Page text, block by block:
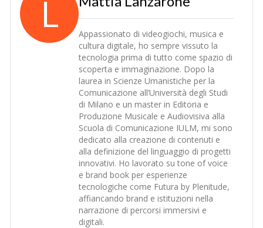
L
Appassionato di videogiochi, musica e
cultura digitale, ho sempre vissuto la
tecnologia prima di tutto come spazio di
scoperta e immaginazione. Dopo la
laurea in Scienze Umanistiche per la
Comunicazione all’Università degli Studi
di Milano e un master in Editoria e
Produzione Musicale e Audiovisiva alla
Scuola di Comunicazione IULM, mi sono
dedicato alla creazione di contenuti e
alla definizione del linguaggio di progetti
innovativi. Ho lavorato su tone of voice
e brand book per esperienze
tecnologiche come Futura by Plenitude,
affiancando brand e istituzioni nella
narrazione di percorsi immersivi e
digitali.